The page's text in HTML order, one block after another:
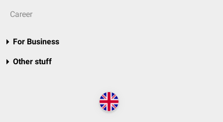
Career
For Business
Other stuff